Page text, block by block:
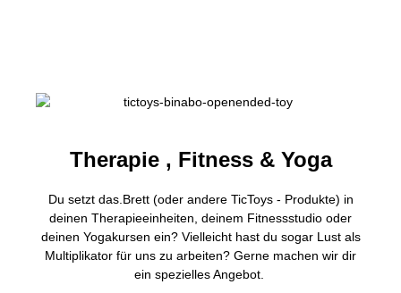
Therapie , Fitness & Yoga
Du setzt das.Brett (oder andere TicToys - Produkte) in
deinen Therapieeinheiten, deinem Fitnessstudio oder
deinen Yogakursen ein? Vielleicht hast du sogar Lust als
Multiplikator für uns zu arbeiten? Gerne machen wir dir
ein spezielles Angebot.